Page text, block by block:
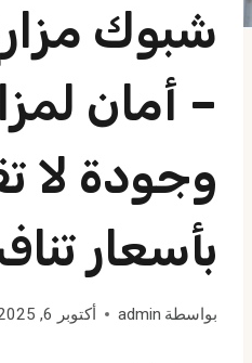
شبوك
– أمان
وجودة لا
بأسعار
بواسطة admin أكتوبر 6, 2025